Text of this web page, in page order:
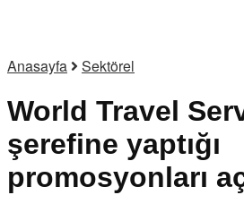
Anasayfa Sektörel
World Travel
şerefine yaptığı
promosyonları